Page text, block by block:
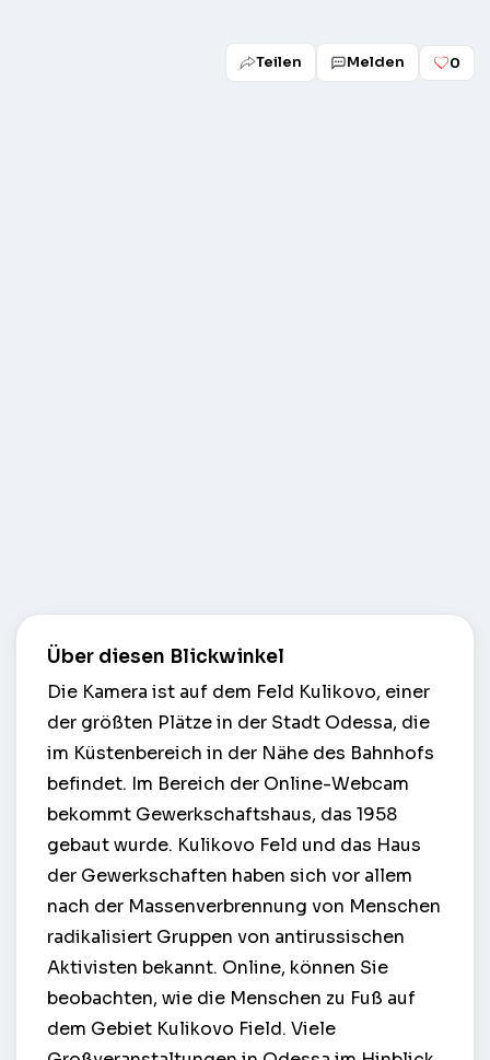
Teilen Melden 0
Über diesen Blickwinkel
Die Kamera ist auf dem Feld Kulikovo, einer
der größten Plätze in der Stadt Odessa, die
im Küstenbereich in der Nähe des Bahnhofs
befindet. Im Bereich der Online-Webcam
bekommt Gewerkschaftshaus, das 1958
gebaut wurde. Kulikovo Feld und das Haus
der Gewerkschaften haben sich vor allem
nach der Massenverbrennung von Menschen
radikalisiert Gruppen von antirussischen
Aktivisten bekannt. Online, können Sie
beobachten, wie die Menschen zu Fuß auf
dem Gebiet Kulikovo Field. Viele